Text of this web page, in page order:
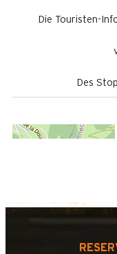
Die Touristen-
Des